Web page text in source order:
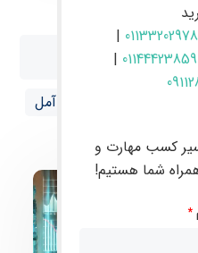
صفر تا صد ترید
پشتیبانی تخصصی در آمل
01133202978
|
01144423859
|
کسب مهارت و
شما هستیم!
*